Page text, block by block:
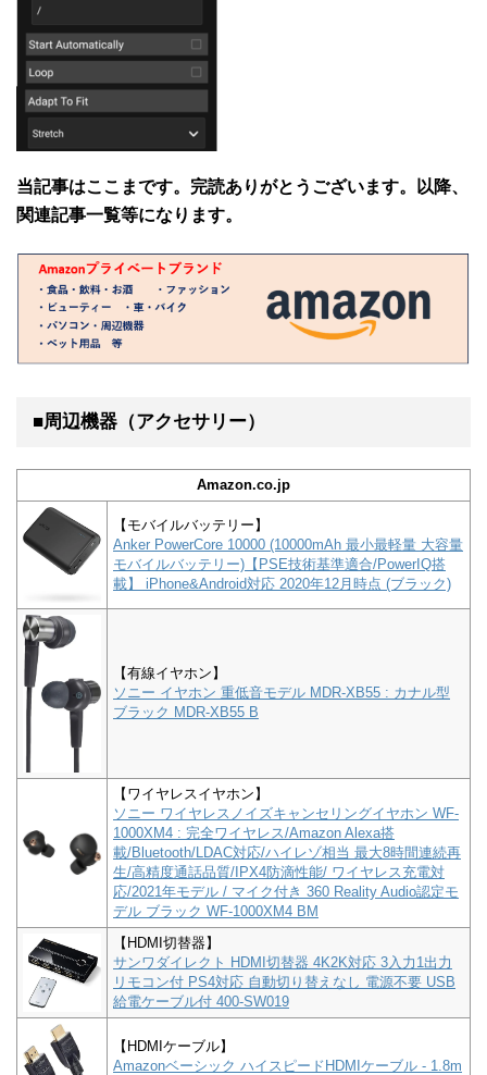
当記事はここまです。完読ありがとうございます。以降、
関連記事一覧等になります。
■周辺機器（アクセサリー）
Amazon.co.jp
【モバイルバッテリー】
Anker PowerCore 10000 (10000mAh 最小最軽量 大容量
モバイルバッテリー)【PSE技術基準適合/PowerIQ搭
載】 iPhone&Android対応 2020年12月時点 (ブラック)
【有線イヤホン】
ソニー イヤホン 重低音モデル MDR-XB55 : カナル型
ブラック MDR-XB55 B
【ワイヤレスイヤホン】
ソニー ワイヤレスノイズキャンセリングイヤホン WF-
1000XM4 : 完全ワイヤレス/Amazon Alexa搭
載/Bluetooth/LDAC対応/ハイレゾ相当 最大8時間連続再
生/高精度通話品質/IPX4防滴性能/ ワイヤレス充電対
応/2021年モデル / マイク付き 360 Reality Audio認定モ
デル ブラック WF-1000XM4 BM
【HDMI切替器】
サンワダイレクト HDMI切替器 4K2K対応 3入力1出力
リモコン付 PS4対応 自動切り替えなし 電源不要 USB
給電ケーブル付 400-SW019
【HDMIケーブル】
Amazonベーシック ハイスピードHDMIケーブル - 1.8m